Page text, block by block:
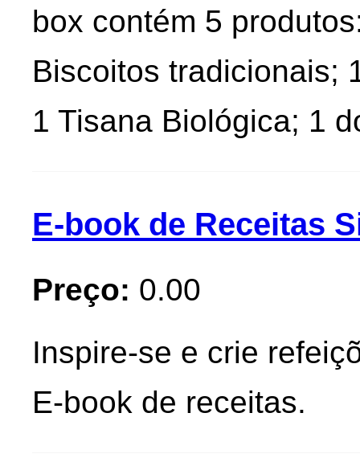
box contém 5
Biscoitos tradicionais;
1 Tisana Biológica; 1
E-book de Receitas
Preço: 0.00
Inspire-se e crie
E-book de receitas.